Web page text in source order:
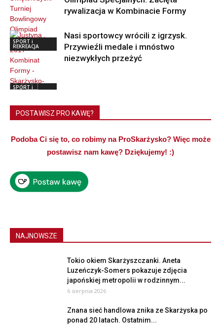
SPORT i
REKREACJA
rywalizacja w Kombinacie Formy
SPORT i
REKREACJA
Nasi sportowcy wrócili z igrzysk.
Przywieźli medale i mnóstwo
niezwykłych przeżyć
POSTAWISZ PRO KAWĘ?
Podoba Ci się to, co robimy na ProSkarżysko? Więc może
postawisz nam kawę? Dziękujemy! :)
NAJNOWSZE
Tokio okiem Skarżyszczanki. Aneta
Luzeńczyk-Somers pokazuje zdjęcia
japońskiej metropolii w rodzinnym...
6 sierpnia 2026
Znana sieć handlowa znika ze Skarżyska po
ponad 20 latach. Ostatnim...